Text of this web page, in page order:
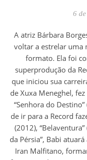
6
A atriz Bárbara Borges, vencedora de “A Fazenda 14”, vai
voltar a estrelar uma
formato. Ela foi
superprodução da
que iniciou sua
de Xuxa Meneghel,
“Senhora do
de ir para a Record
(2012), “Belaventura”
da Pérsia”, Babi
Iran Malfitano,